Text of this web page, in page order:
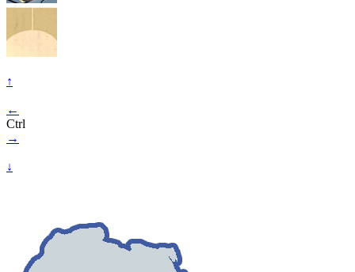
↑
←
Ctrl
→
↓